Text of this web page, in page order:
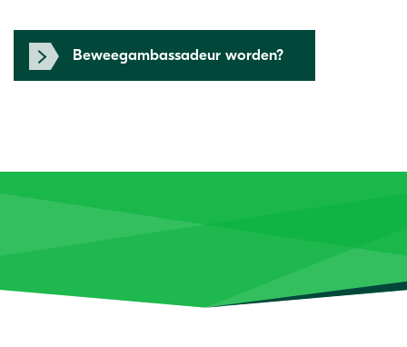
Beweegambassadeur worden?